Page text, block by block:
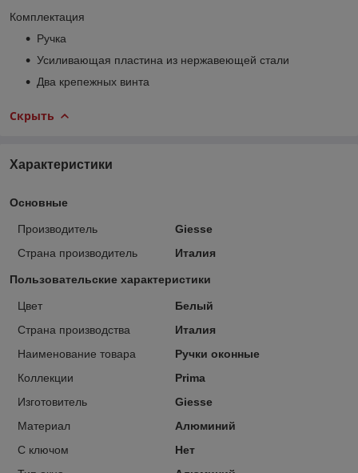
Комплектация
Ручка
Усиливающая пластина из нержавеющей стали
Два крепежных винта
Скрыть
Характеристики
Основные
Производитель
Giesse
Страна производитель
Италия
Пользовательские характеристики
Цвет
Белый
Страна производства
Италия
Наименование товара
Ручки оконные
Коллекции
Prima
Изготовитель
Giesse
Материал
Алюминий
С ключом
Нет